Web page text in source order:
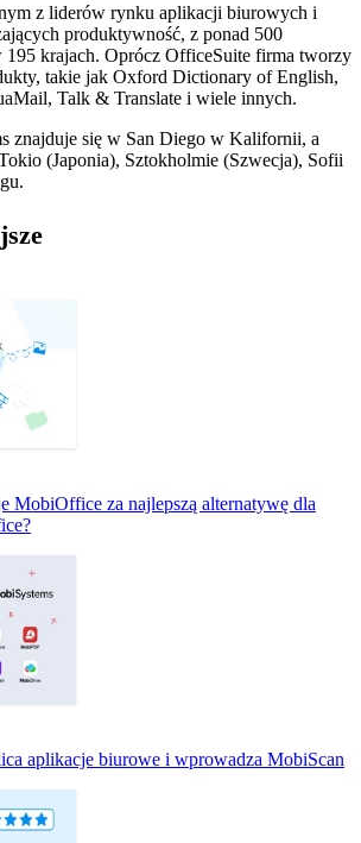
z liderów rynku aplikacji biurowych i
produktywność, z ponad 500
krajach. Oprócz OfficeSuite firma tworzy
takie jak Oxford Dictionary of English,
Talk & Translate i wiele innych.
znajduje się w San Diego w Kalifornii, a
(Japonia), Sztokholmie (Szwecja), Sofii
MobiOffice za najlepszą alternatywę dla
aplikacje biurowe i wprowadza MobiScan